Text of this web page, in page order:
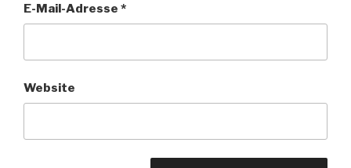
E-Mail-Adresse *
Website